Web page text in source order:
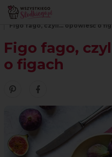
Strona główna
Figo fago, czyli... opowieść o
Figo fago,
o figach
Zobacz nasze piny w
Śledź nas na